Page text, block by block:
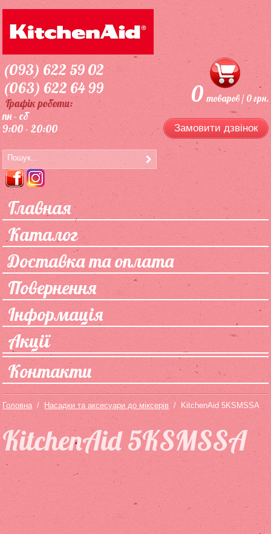
(093) 622 59 02
(063) 622 64 99
Графік роботи:
пн - сб
9:00 - 20:00
0товаров / 0 грн.
Замовити дзвінок
Главная
Каталог
Доставка та оплата
Повернення
Інформація
Акції
Контакти
Головна / Насадки та аксесуари до міксерів / KitchenAid 5KSMSSA
KitchenAid 5KSMSSA